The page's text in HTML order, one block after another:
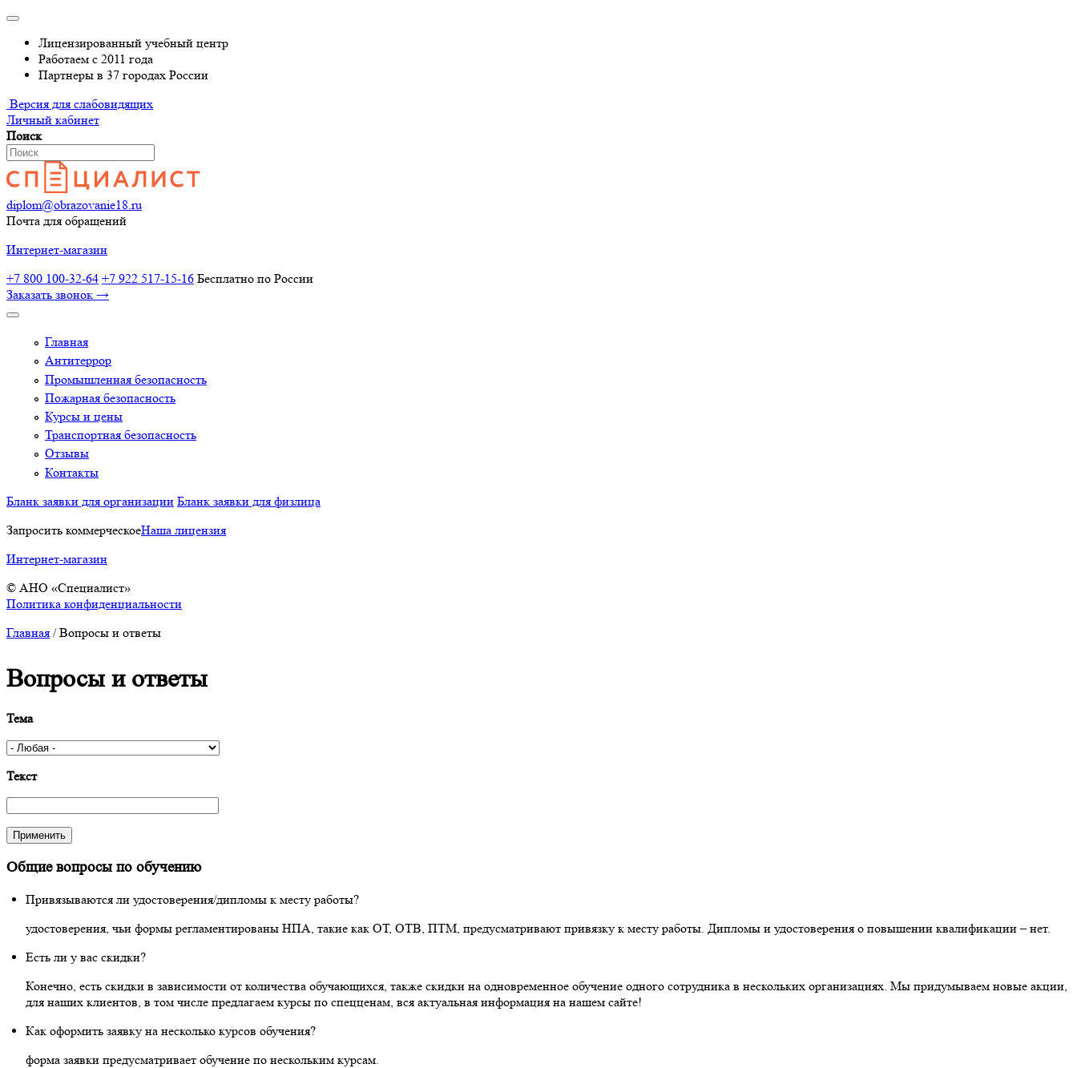
Лицензированный учебный центр
Работаем с 2011 года
Партнеры в 37 городах России
Версия для слабовидящих
Личный кабинет
Поиск
diplom@obrazovanie18.ru
Почта для обращений
Интернет-магазин
+7 800 100-32-64 +7 922 517-15-16 Бесплатно по России
Заказать звонок →
Главная
Антитеррор
Промышленная безопасность
Пожарная безопасность
Курсы и цены
Транспортная безопасность
Отзывы
Контакты
Бланк заявки для организации Бланк заявки для физлица
Запросить коммерческоеНаша лицензия
Интернет-магазин
© АНО «Специалист»
Политика конфиденциальности
Главная /Вопросы и ответы
Вопросы и ответы
Тема
Текст
Общие вопросы по обучению
Привязываются ли удостоверения/дипломы к месту работы?
удостоверения, чьи формы регламентированы НПА, такие как ОТ, ОТВ, ПТМ, предусматривают привязку к месту работы. Дипломы и удостоверения о повышении квалификации – нет.
Есть ли у вас скидки?
Конечно, есть скидки в зависимости от количества обучающихся, также скидки на одновременное обучение одного сотрудника в нескольких организациях. Мы придумываем новые акции,
для наших клиентов, в том числе предлагаем курсы по спецценам, вся актуальная информация на нашем сайте!
Как оформить заявку на несколько курсов обучения?
форма заявки предусматривает обучение по нескольким курсам.